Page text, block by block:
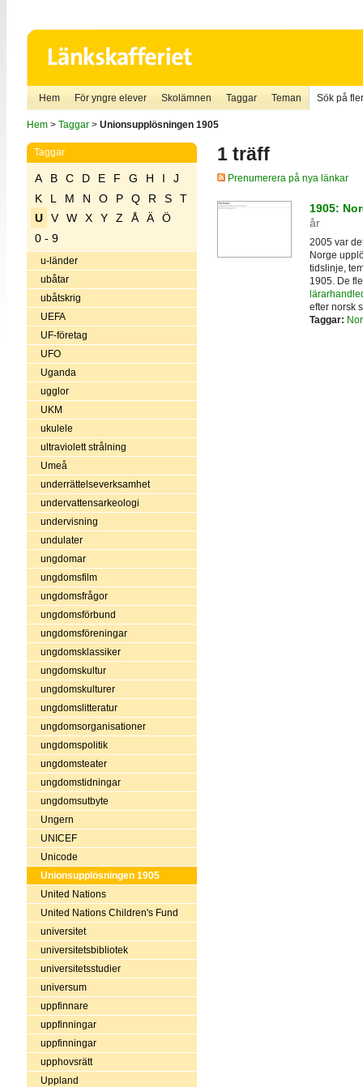
Hem För yngre elever Skolämnen Taggar Teman Sök på
Hem> Taggar> Unionsupplösningen 1905
Taggar
A B C D E F G H I
J
K
L M N O P Q R S
T
U
V W X Y Z Å Ä
Ö
0 - 9
u-länder
ubåtar
ubåtskrig
UEFA
UF-företag
UFO
Uganda
ugglor
UKM
ukulele
ultraviolett strålning
Umeå
underrättelseverksamhet
undervattensarkeologi
undervisning
undulater
ungdomar
ungdomsfilm
ungdomsfrågor
ungdomsförbund
ungdomsföreningar
ungdomsklassiker
ungdomskultur
ungdomskulturer
ungdomslitteratur
ungdomsorganisationer
ungdomspolitik
ungdomsteater
ungdomstidningar
ungdomsutbyte
Ungern
UNICEF
Unicode
Unionsupplösningen 1905
United Nations
United Nations Children's Fund
universitet
universitetsbibliotek
universitetsstudier
universum
uppfinnare
uppfinningar
uppfinningar
upphovsrätt
Uppland
1 träff
Prenumerera på nya länkar
1905:
år
2005 var
Norge
tidslinje,
1905. De
efter norsk
Taggar: